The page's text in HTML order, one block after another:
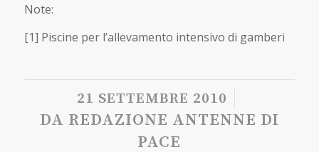
Note:
[1] Piscine per l’allevamento intensivo di gamberi
21 SETTEMBRE 2010
/
DA REDAZIONE ANTENNE DI
PACE